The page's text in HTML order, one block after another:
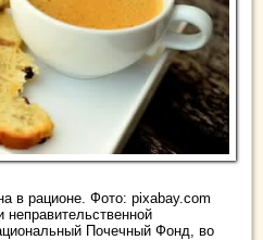
в рационе. Фото: pixabay.com
неправительственной
Почечный Фонд, во